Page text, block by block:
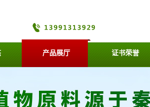
产品展厅 证书荣誉